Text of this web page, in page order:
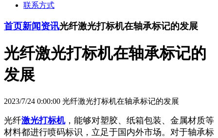
联系方式
首页新闻资讯光纤激光打标机在轴承标记的发展
光纤激光打标机在轴承标记的
发展
2023/7/24 0:00:00 光纤激光打标机在轴承标记的发展
光纤激光打标机，能够对塑胶、纸箱包装、金属材质等
材料都进行喷码标识，立足于国内外市场。对于轴承标